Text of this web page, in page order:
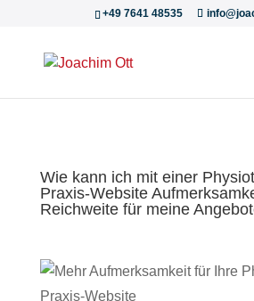
+49 7641 48535
Wie kann ich mit einer
Praxis-Website
Reichweite für meine